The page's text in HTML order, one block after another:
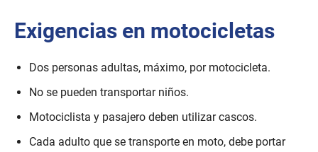
Exigencias en motocicletas
Dos personas adultas, máximo, por motocicleta.
No se pueden transportar niños.
Motociclista y pasajero deben utilizar cascos.
Cada adulto que se transporte en moto, debe portar